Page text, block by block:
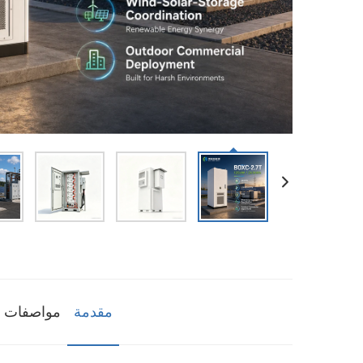
مقدمة مواصفات